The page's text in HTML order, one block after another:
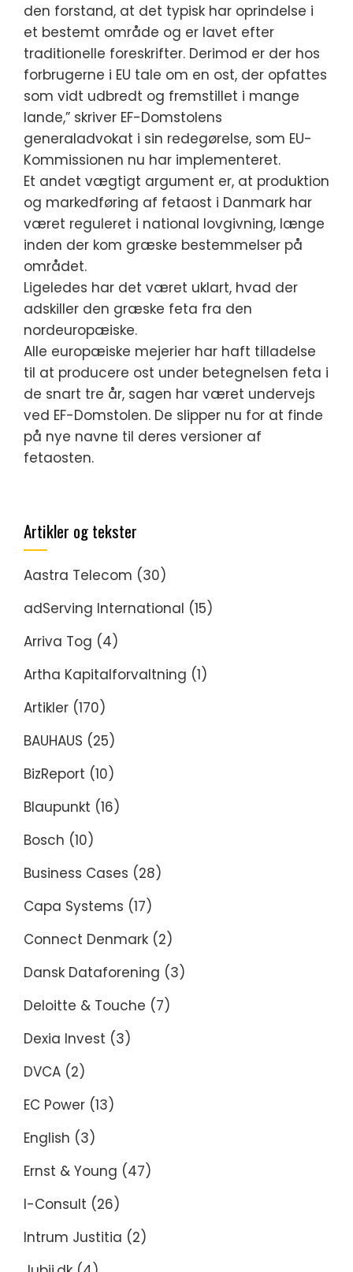
den forstand, at det typisk har oprindelse i
et bestemt område og er lavet efter
traditionelle foreskrifter. Derimod er der hos
forbrugerne i EU tale om en ost, der opfattes
som vidt udbredt og fremstillet i mange
lande,” skriver EF-Domstolens
generaladvokat i sin redegørelse, som EU-
Kommissionen nu har implementeret.
Et andet vægtigt argument er, at produktion
og markedføring af fetaost i Danmark har
været reguleret i national lovgivning, længe
inden der kom græske bestemmelser på
området.
Ligeledes har det været uklart, hvad der
adskiller den græske feta fra den
nordeuropæiske.
Alle europæiske mejerier har haft tilladelse
til at producere ost under betegnelsen feta i
de snart tre år, sagen har været undervejs
ved EF-Domstolen. De slipper nu for at finde
på nye navne til deres versioner af
fetaosten.
Artikler og tekster
Aastra Telecom (30)
adServing International (15)
Arriva Tog (4)
Artha Kapitalforvaltning (1)
Artikler (170)
BAUHAUS (25)
BizReport (10)
Blaupunkt (16)
Bosch (10)
Business Cases (28)
Capa Systems (17)
Connect Denmark (2)
Dansk Dataforening (3)
Deloitte & Touche (7)
Dexia Invest (3)
DVCA (2)
EC Power (13)
English (3)
Ernst & Young (47)
I-Consult (26)
Intrum Justitia (2)